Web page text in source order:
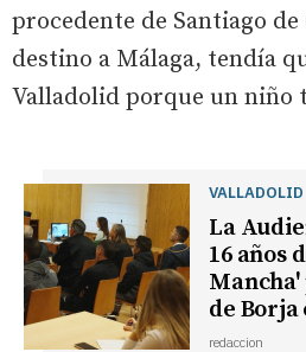
procedente de Santiago
destino a Málaga, tendía
Valladolid porque un niño
VALLADOLID
La
16 años
de Borja
redaccion